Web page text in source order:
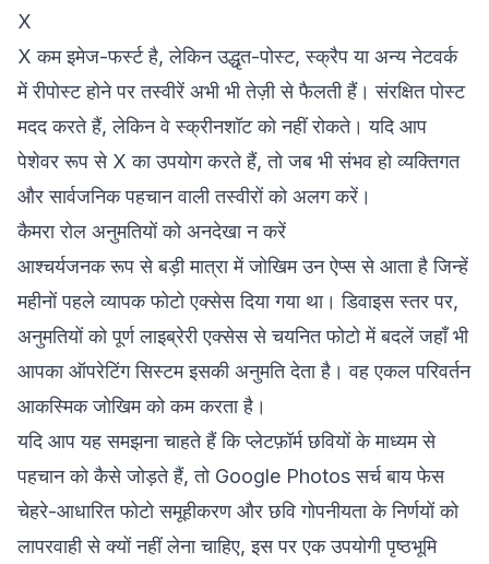
X
X कम इमेज-फर्स्ट है, लेकिन उद्धृत-पोस्ट, स्क्रैप या अन्य नेटवर्क
में रीपोस्ट होने पर तस्वीरें अभी भी तेज़ी से फैलती हैं। संरक्षित पोस्ट
मदद करते हैं, लेकिन वे स्क्रीनशॉट को नहीं रोकते। यदि आप
पेशेवर रूप से X का उपयोग करते हैं, तो जब भी संभव हो व्यक्तिगत
और सार्वजनिक पहचान वाली तस्वीरों को अलग करें।
कैमरा रोल अनुमतियों को अनदेखा न करें
आश्चर्यजनक रूप से बड़ी मात्रा में जोखिम उन ऐप्स से आता है जिन्हें
महीनों पहले व्यापक फोटो एक्सेस दिया गया था। डिवाइस स्तर पर,
अनुमतियों को पूर्ण लाइब्रेरी एक्सेस से चयनित फोटो में बदलें जहाँ भी
आपका ऑपरेटिंग सिस्टम इसकी अनुमति देता है। वह एकल परिवर्तन
आकस्मिक जोखिम को कम करता है।
यदि आप यह समझना चाहते हैं कि प्लेटफ़ॉर्म छवियों के माध्यम से
पहचान को कैसे जोड़ते हैं, तो Google Photos सर्च बाय फेस
चेहरे-आधारित फोटो समूहीकरण और छवि गोपनीयता के निर्णयों को
लापरवाही से क्यों नहीं लेना चाहिए, इस पर एक उपयोगी पृष्ठभूमि